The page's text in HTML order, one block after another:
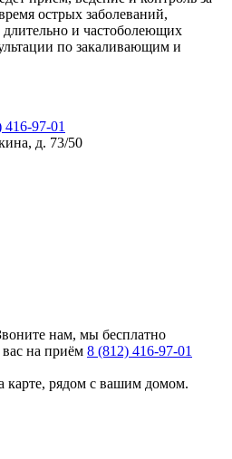
острых заболеваний,
длительно и частоболеющих
по закаливающим и
416-97-01
д. 73/50
нам, мы бесплатно
на приём 8 (812) 416-97-01
карте, рядом с вашим домом.